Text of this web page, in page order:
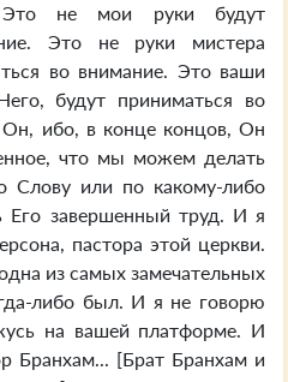
Это не мои руки будут
Это не руки мистера
во внимание. Это ваши
будут приниматься во
ибо, в конце концов, Он
что мы можем делать
Слову или по какому-либо
Его завершенный труд. И я
пастора этой церкви.
из самых замечательных
либо был. И я не говорю
на вашей платформе. И
Бранхам... [Брат Бранхам и